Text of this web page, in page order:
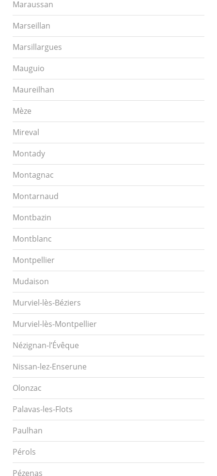
Maraussan
Marseillan
Marsillargues
Mauguio
Maureilhan
Mèze
Mireval
Montady
Montagnac
Montarnaud
Montbazin
Montblanc
Montpellier
Mudaison
Murviel-lès-Béziers
Murviel-lès-Montpellier
Nézignan-l’Évêque
Nissan-lez-Enserune
Olonzac
Palavas-les-Flots
Paulhan
Pérols
Pézenas